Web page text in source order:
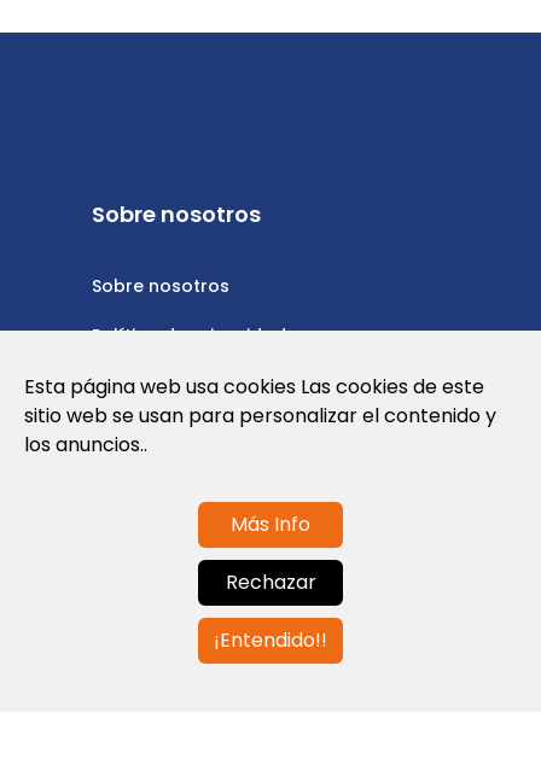
Sobre nosotros
Sobre nosotros
Política de privacidad
Política de cookies
Nota Legal y Condiciones de Uso de la
Contáctanos
info@globalagents.net
Esta página web usa cookies Las cookies de este
sitio web se usan para personalizar el contenido y
los anuncios..
Más Info
Rechazar
¡Entendido!!